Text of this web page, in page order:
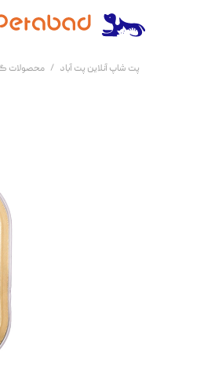
پت شاپ آنلاین پت آباد محصولات